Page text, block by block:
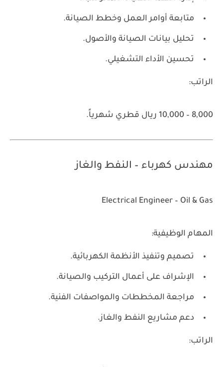
متابعة أوامر العمل وخطط الصيانة.
تحليل بيانات الصيانة والأصول.
تحسين الأداء التشغيلي.
الراتب:
8,000 – 10,000 ريال قطري شهرياً.
مهندس كهرباء – النفط والغاز
Electrical Engineer – Oil & Gas
المهام الوظيفية:
تصميم وتنفيذ الأنظمة الكهربائية.
الإشراف على أعمال التركيب والصيانة.
مراجعة المخططات والمواصفات الفنية.
دعم مشاريع النفط والغاز.
الراتب: